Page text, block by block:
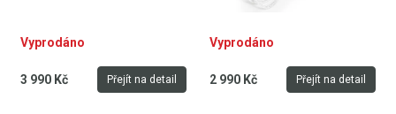
Vyprodáno
3 990 Kč Přejít na detail
Vyprodáno
2 990 Kč Přejít na detail